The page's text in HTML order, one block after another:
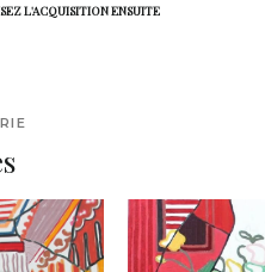
L'ACQUISITION ENSUITE